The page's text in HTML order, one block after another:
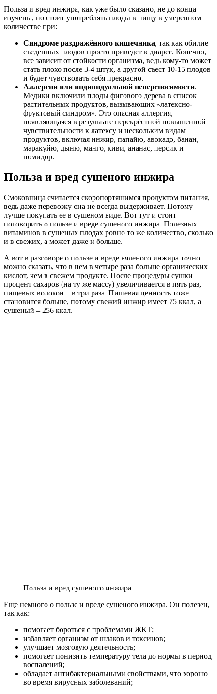
Польза и вред инжира, как уже было сказано, не до конца
изучены, но стоит употреблять плоды в пищу в умеренном
количестве при:
Синдроме раздражённого кишечника, так как обилие
съеденных плодов просто приведет к диарее. Конечно,
все зависит от стойкости организма, ведь кому-то может
стать плохо после 3-4 штук, а другой съест 10-15 плодов
и будет чувствовать себя прекрасно.
Аллергии или индивидуальной непереносимости.
Медики включили плоды фигового дерева в список
растительных продуктов, вызывающих «латексно-
фруктовый синдром». Это опасная аллергия,
появляющаяся в результате перекрёстной повышенной
чувствительности к латексу и нескольким видам
продуктов, включая инжир, папайю, авокадо, банан,
маракуйю, дыню, манго, киви, ананас, персик и
помидор.
Польза и вред сушеного инжира
Смоковница считается скоропортящимся продуктом питания,
ведь даже перевозку она не всегда выдерживает. Потому
лучше покупать ее в сушеном виде. Вот тут и стоит
поговорить о пользе и вреде сушеного инжира. Полезных
витаминов в сушеных плодах ровно то же количество, сколько
и в свежих, а может даже и больше.
А вот в разговоре о пользе и вреде вяленого инжира точно
можно сказать, что в нем в четыре раза больше органических
кислот, чем в свежем продукте. После процедуры сушки
процент сахаров (на ту же массу) увеличивается в пять раз,
пищевых волокон – в три раза. Пищевая ценность тоже
становится больше, потому свежий инжир имеет 75 ккал, а
сушеный – 256 ккал.
Польза и вред сушеного инжира
Еще немного о пользе и вреде сушеного инжира. Он полезен,
так как:
помогает бороться с проблемами ЖКТ;
избавляет организм от шлаков и токсинов;
улучшает мозговую деятельность;
помогает понизить температуру тела до нормы в период
воспалений;
обладает антибактериальными свойствами, что хорошо
во время вирусных заболеваний;